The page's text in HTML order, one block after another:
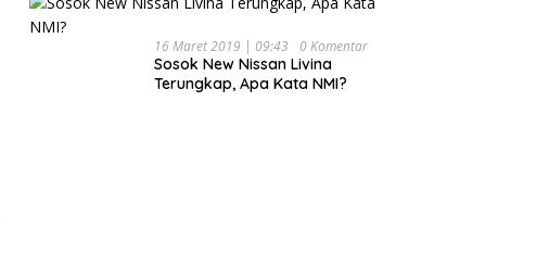
16 Maret 2019 | 09:43 0 Komentar
Sosok New Nissan Livina
Terungkap, Apa Kata NMI?